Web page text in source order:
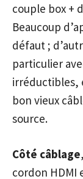
couple box +
Beaucoup
défaut ;
particulier
irréductibles,
bon vieux
source.
Côté câblage
cordon HDMI